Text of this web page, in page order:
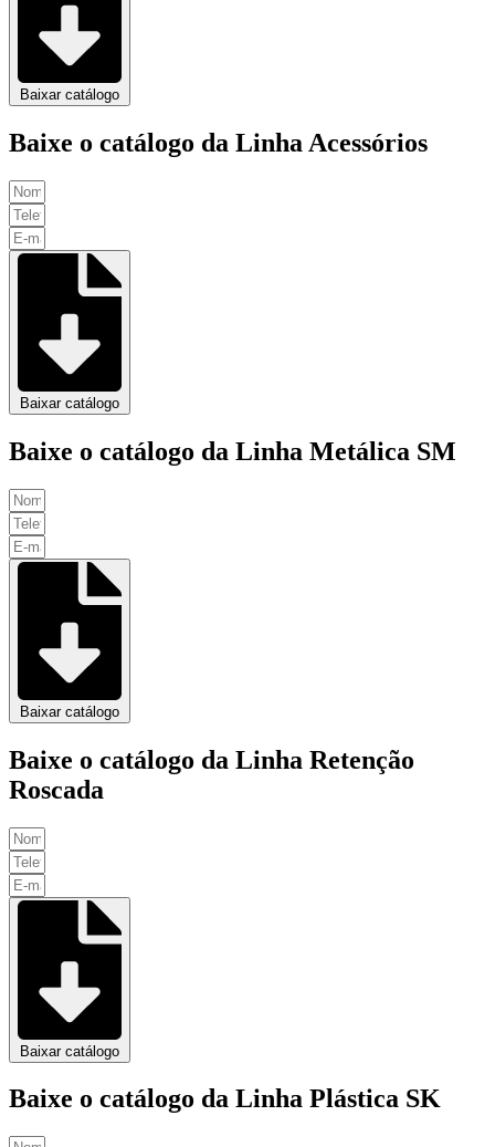
Baixar catálogo
Baixe o catálogo da Linha Acessórios
Baixar catálogo
Baixe o catálogo da Linha Metálica SM
Baixar catálogo
Baixe o catálogo da Linha Retenção
Roscada
Baixar catálogo
Baixe o catálogo da Linha Plástica SK